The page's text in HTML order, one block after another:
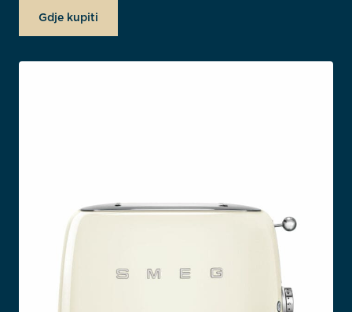
Gdje kupiti